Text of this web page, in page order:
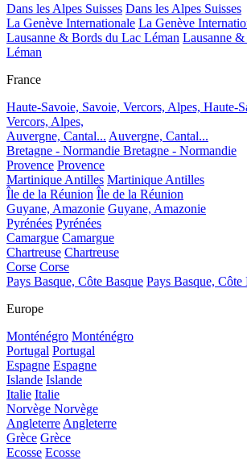
Dans les Alpes Suisses Dans les Alpes Suisses
La Genève Internationale La Genève
Lausanne & Bords du Lac Léman Lausanne
Léman
France
Haute-Savoie, Savoie, Vercors, Alpes, Haute-
Vercors, Alpes,
Auvergne, Cantal... Auvergne, Cantal...
Bretagne - Normandie Bretagne - Normandie
Provence Provence
Martinique Antilles Martinique Antilles
Île de la Réunion Île de la Réunion
Guyane, Amazonie Guyane, Amazonie
Pyrénées Pyrénées
Camargue Camargue
Chartreuse Chartreuse
Corse Corse
Pays Basque, Côte Basque Pays Basque, Côte
Europe
Monténégro Monténégro
Portugal Portugal
Espagne Espagne
Islande Islande
Italie Italie
Norvège Norvège
Angleterre Angleterre
Grèce Grèce
Ecosse Ecosse